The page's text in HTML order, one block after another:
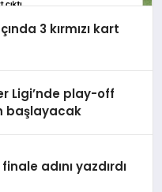
3 kırmızı kart
Ligi’nde play-off
başlayacak
adını yazdırdı